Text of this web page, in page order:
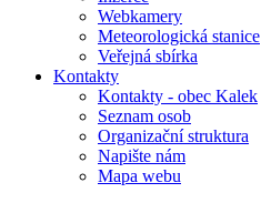
Webkamery
Meteorologická stanice
Veřejná sbírka
Kontakty
Kontakty - obec Kalek
Seznam osob
Organizační struktura
Napište nám
Mapa webu